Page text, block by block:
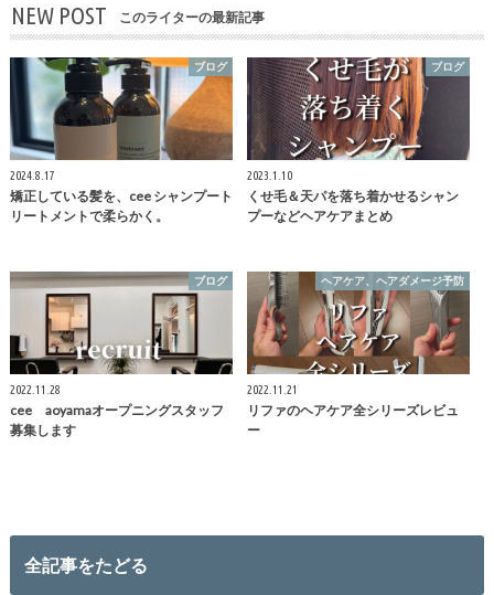
NEW POST このライターの最新記事
ブログ
2024.8.17
矯正している髪を、cee シャンプート
リートメントで柔らかく。
ブログ
2023.1.10
くせ毛＆天パを落ち着かせるシャン
プーなどヘアケアまとめ
ブログ
2022.11.28
cee aoyamaオープニングスタッフ
募集します
ヘアケア、ヘアダメージ予防
2022.11.21
リファのヘアケア全シリーズレビュ
ー
全記事をたどる